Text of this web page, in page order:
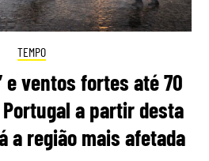
TEMPO
e ventos fortes até 70
a partir desta
a região mais afetada